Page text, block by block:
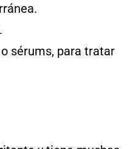
sérums, para tratar